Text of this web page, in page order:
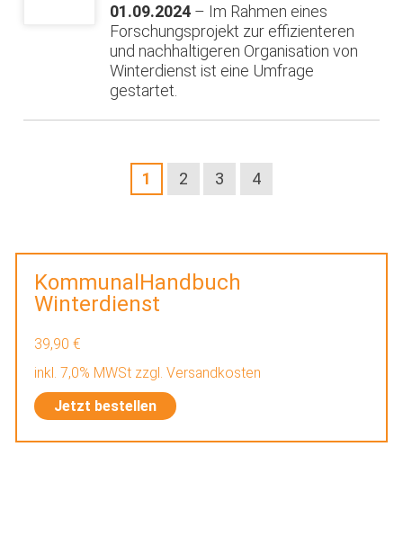
01.09.2024 – Im Rahmen eines
Forschungsprojekt zur effizienteren
und nachhaltigeren Organisation von
Winterdienst ist eine Umfrage
gestartet.
1 2 3 4
KommunalHandbuch
Winterdienst
39,90 €
inkl. 7,0% MWSt zzgl. Versandkosten
Jetzt bestellen